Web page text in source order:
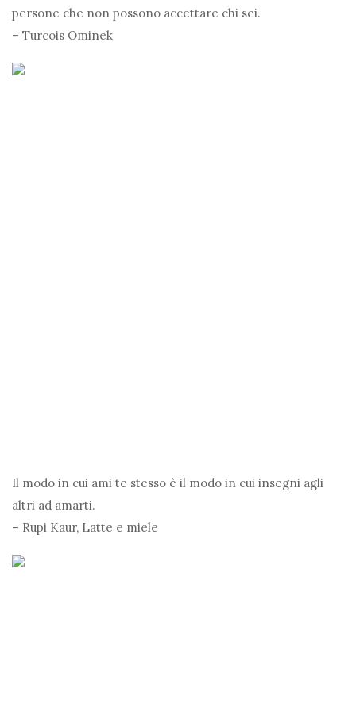
persone che non possono accettare chi sei.
– Turcois Ominek
Il modo in cui ami te stesso è il modo in cui insegni agli
altri ad amarti.
– Rupi Kaur, Latte e miele